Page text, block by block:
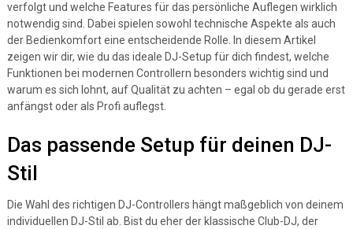
verfolgt und welche Features für das persönliche Auflegen wirklich
notwendig sind. Dabei spielen sowohl technische Aspekte als auch
der Bedienkomfort eine entscheidende Rolle. In diesem Artikel
zeigen wir dir, wie du das ideale DJ-Setup für dich findest, welche
Funktionen bei modernen Controllern besonders wichtig sind und
warum es sich lohnt, auf Qualität zu achten – egal ob du gerade erst
anfängst oder als Profi auflegst.
Das passende Setup für deinen DJ-
Stil
Die Wahl des richtigen DJ-Controllers hängt maßgeblich von deinem
individuellen DJ-Stil ab. Bist du eher der klassische Club-DJ, der